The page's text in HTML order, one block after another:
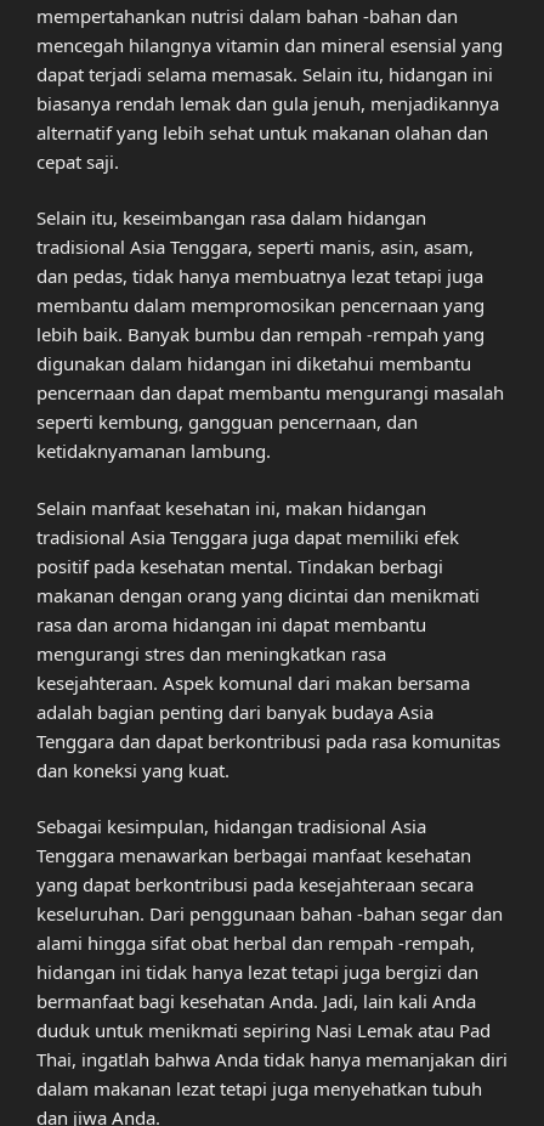
mempertahankan nutrisi dalam bahan -bahan dan
mencegah hilangnya vitamin dan mineral esensial yang
dapat terjadi selama memasak. Selain itu, hidangan ini
biasanya rendah lemak dan gula jenuh, menjadikannya
alternatif yang lebih sehat untuk makanan olahan dan
cepat saji.
Selain itu, keseimbangan rasa dalam hidangan
tradisional Asia Tenggara, seperti manis, asin, asam,
dan pedas, tidak hanya membuatnya lezat tetapi juga
membantu dalam mempromosikan pencernaan yang
lebih baik. Banyak bumbu dan rempah -rempah yang
digunakan dalam hidangan ini diketahui membantu
pencernaan dan dapat membantu mengurangi masalah
seperti kembung, gangguan pencernaan, dan
ketidaknyamanan lambung.
Selain manfaat kesehatan ini, makan hidangan
tradisional Asia Tenggara juga dapat memiliki efek
positif pada kesehatan mental. Tindakan berbagi
makanan dengan orang yang dicintai dan menikmati
rasa dan aroma hidangan ini dapat membantu
mengurangi stres dan meningkatkan rasa
kesejahteraan. Aspek komunal dari makan bersama
adalah bagian penting dari banyak budaya Asia
Tenggara dan dapat berkontribusi pada rasa komunitas
dan koneksi yang kuat.
Sebagai kesimpulan, hidangan tradisional Asia
Tenggara menawarkan berbagai manfaat kesehatan
yang dapat berkontribusi pada kesejahteraan secara
keseluruhan. Dari penggunaan bahan -bahan segar dan
alami hingga sifat obat herbal dan rempah -rempah,
hidangan ini tidak hanya lezat tetapi juga bergizi dan
bermanfaat bagi kesehatan Anda. Jadi, lain kali Anda
duduk untuk menikmati sepiring Nasi Lemak atau Pad
Thai, ingatlah bahwa Anda tidak hanya memanjakan diri
dalam makanan lezat tetapi juga menyehatkan tubuh
dan jiwa Anda.